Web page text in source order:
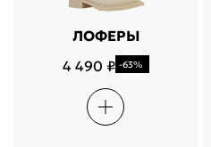
ЛОФЕРЫ
4 490 ₽ -63%